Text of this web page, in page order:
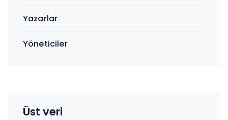
Yazarlar
Yöneticiler
Üst veri